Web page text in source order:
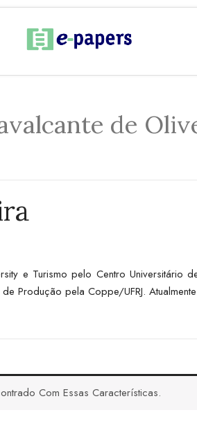
de
e Turismo pelo Centro Universitário
Produção pela Coppe/UFRJ.
Com Essas Características.